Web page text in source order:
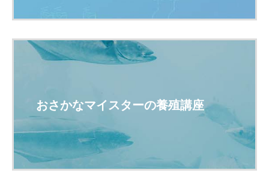
おさかなマイスターの養殖講座